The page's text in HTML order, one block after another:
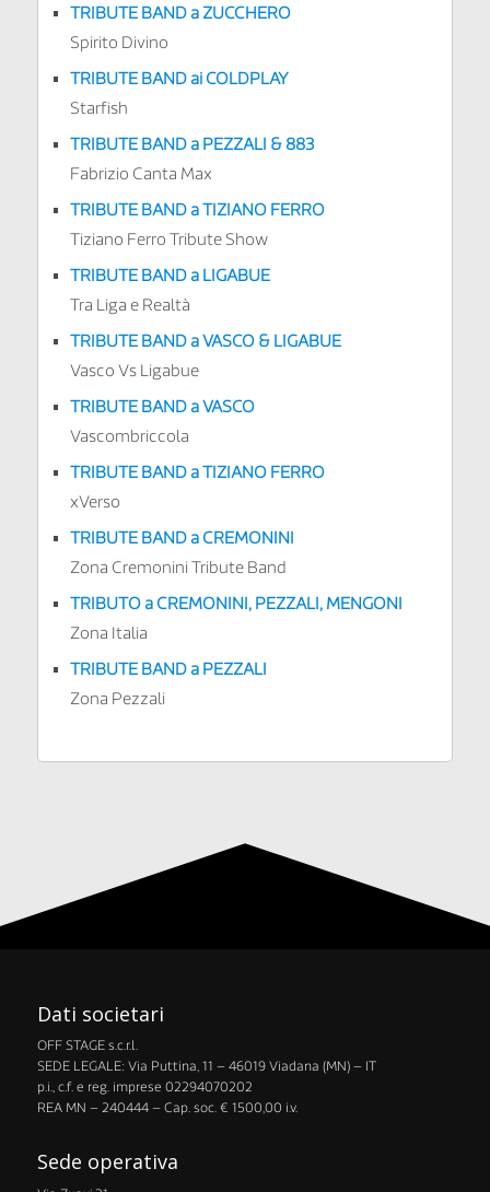
TRIBUTE BAND a ZUCCHERO
Spirito Divino
TRIBUTE BAND ai COLDPLAY
Starfish
TRIBUTE BAND a PEZZALI & 883
Fabrizio Canta Max
TRIBUTE BAND a TIZIANO FERRO
Tiziano Ferro Tribute Show
TRIBUTE BAND a LIGABUE
Tra Liga e Realtà
TRIBUTE BAND a VASCO & LIGABUE
Vasco Vs Ligabue
TRIBUTE BAND a VASCO
Vascombriccola
TRIBUTE BAND a TIZIANO FERRO
xVerso
TRIBUTE BAND a CREMONINI
Zona Cremonini Tribute Band
TRIBUTO a CREMONINI, PEZZALI, MENGONI
Zona Italia
TRIBUTE BAND a PEZZALI
Zona Pezzali
Dati societari
OFF STAGE s.c.r.l.
​SEDE LEGALE: Via Puttina, 11 – 46019 Viadana (MN) – IT
p.i., c.f. e reg. imprese 02294070202
​REA MN – 240444 – Cap. soc. € 1500,00 i.v.
Sede operativa